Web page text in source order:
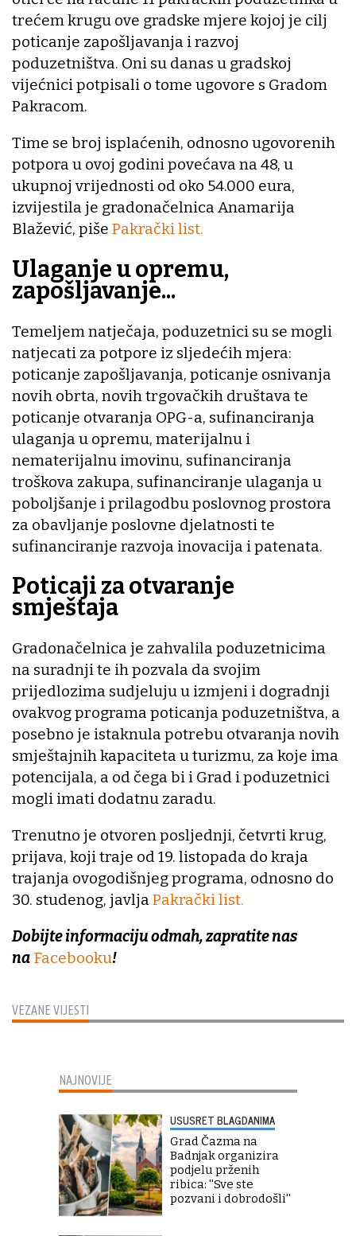
VEZANE VIJESTI
trećem krugu ove gradske mjere kojoj je cilj
poticanje zapošljavanja i razvoj
poduzetništva. Oni su danas u gradskoj
vijećnici potpisali o tome ugovore s Gradom
Pakracom.
Time se broj isplaćenih, odnosno ugovorenih
potpora u ovoj godini povećava na 48, u
ukupnoj vrijednosti od oko 54.000 eura,
izvijestila je gradonačelnica Anamarija
Blažević, piše Pakrački list.
Ulaganje u opremu,
zapošljavanje...
Temeljem natječaja, poduzetnici su se mogli
natjecati za potpore iz sljedećih mjera:
poticanje zapošljavanja, poticanje osnivanja
novih obrta, novih trgovačkih društava te
poticanje otvaranja OPG-a, sufinanciranja
ulaganja u opremu, materijalnu i
nematerijalnu imovinu, sufinanciranja
troškova zakupa, sufinanciranje ulaganja u
poboljšanje i prilagodbu poslovnog prostora
za obavljanje poslovne djelatnosti te
sufinanciranje razvoja inovacija i patenata.
Poticaji za otvaranje
smještaja
Gradonačelnica je zahvalila poduzetnicima
na suradnji te ih pozvala da svojim
prijedlozima sudjeluju u izmjeni i dogradnji
ovakvog programa poticanja poduzetništva, a
posebno je istaknula potrebu otvaranja novih
smještajnih kapaciteta u turizmu, za koje ima
potencijala, a od čega bi i Grad i poduzetnici
mogli imati dodatnu zaradu.
Trenutno je otvoren posljednji, četvrti krug,
prijava, koji traje od 19. listopada do kraja
trajanja ovogodišnjeg programa, odnosno do
30. studenog, javlja Pakrački list.
Dobijte informaciju odmah, zapratite nas
na Facebooku!
NAJNOVIJE
USUSRET BLAGDANIMA
Grad Čazma na
Badnjak organizira
podjelu prženih
ribica: ''Sve ste
pozvani i dobrodošli''